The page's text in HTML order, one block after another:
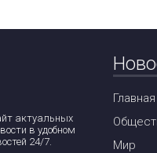
актуальных
в удобном
24/7.
Главная
Мир